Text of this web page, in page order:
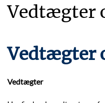
Vedtægter
Vedtægter
Vedtægter